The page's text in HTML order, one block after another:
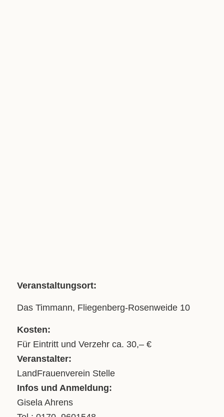
Veranstaltungsort:
Das Timmann, Fliegenberg-Rosenweide 10
Kosten:
Für Eintritt und Verzehr ca. 30,– €
Veranstalter:
LandFrauenverein Stelle
Infos und Anmeldung:
Gisela Ahrens